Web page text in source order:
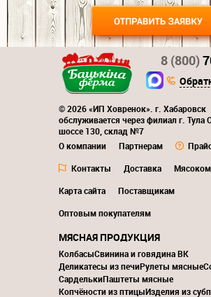
© 2026 «ИП Ховренок». г. Хабаровск
обслуживается через филиал г. Тула
шоссе 130, склад №7
О компании
Партнерам
Контакты
Доставка
Карта сайта
Поставщикам
Оптовым покупателям
8 (800)
МЯСНАЯ ПРОДУКЦИЯ
КолбасыСвинина и говядина ВК
Деликатесы из печиРулеты мясные
СарделькиПаштеты мясные
Копчёности из птицыИзделия из